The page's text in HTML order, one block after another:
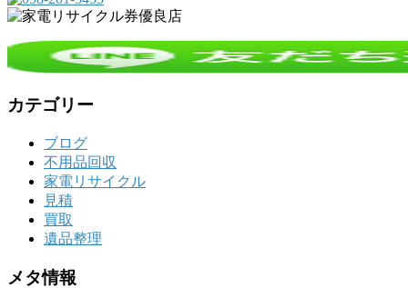
カテゴリー
ブログ
不用品回収
家電リサイクル
見積
買取
遺品整理
メタ情報